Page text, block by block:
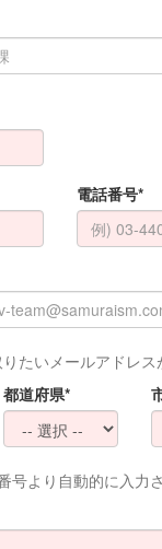
電話番号*
たいメールアドレ
都道府県*
号より自動的に入力